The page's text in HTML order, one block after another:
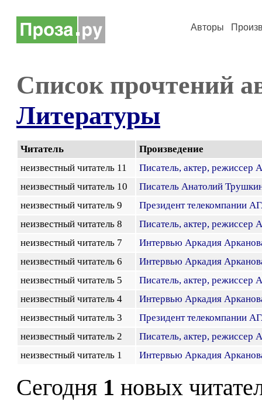
Авторы
Список прочтений
Литературы
Читатель
Произведение
неизвестный читатель 11
Писатель, актер, режиссер
неизвестный читатель 10
Писатель Анатолий
неизвестный читатель 9
Президент телекомпании
неизвестный читатель 8
Писатель, актер, режиссер
неизвестный читатель 7
Интервью Аркадия
неизвестный читатель 6
Интервью Аркадия
неизвестный читатель 5
Писатель, актер, режиссер
неизвестный читатель 4
Интервью Аркадия
неизвестный читатель 3
Президент телекомпании
неизвестный читатель 2
Писатель, актер, режиссер
неизвестный читатель 1
Интервью Аркадия
Сегодня 1 новых